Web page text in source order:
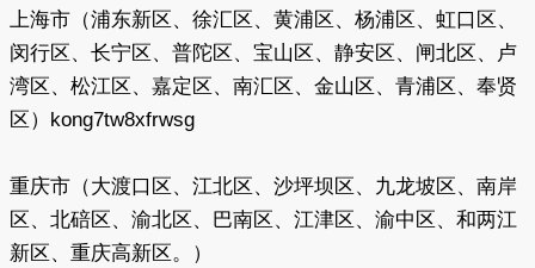
上海市（浦东新区、徐汇区、黄浦区、杨浦区、虹口区、
闵行区、长宁区、普陀区、宝山区、静安区、闸北区、卢
湾区、松江区、嘉定区、南汇区、金山区、青浦区、奉贤
区）kong7tw8xfrwsg
重庆市（大渡口区、江北区、沙坪坝区、九龙坡区、南岸
区、北碚区、渝北区、巴南区、江津区、渝中区、和两江
新区、重庆高新区。）